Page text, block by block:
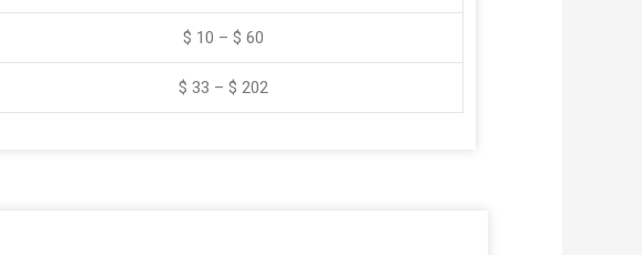
$ 10 – $ 60
$ 33 – $ 202